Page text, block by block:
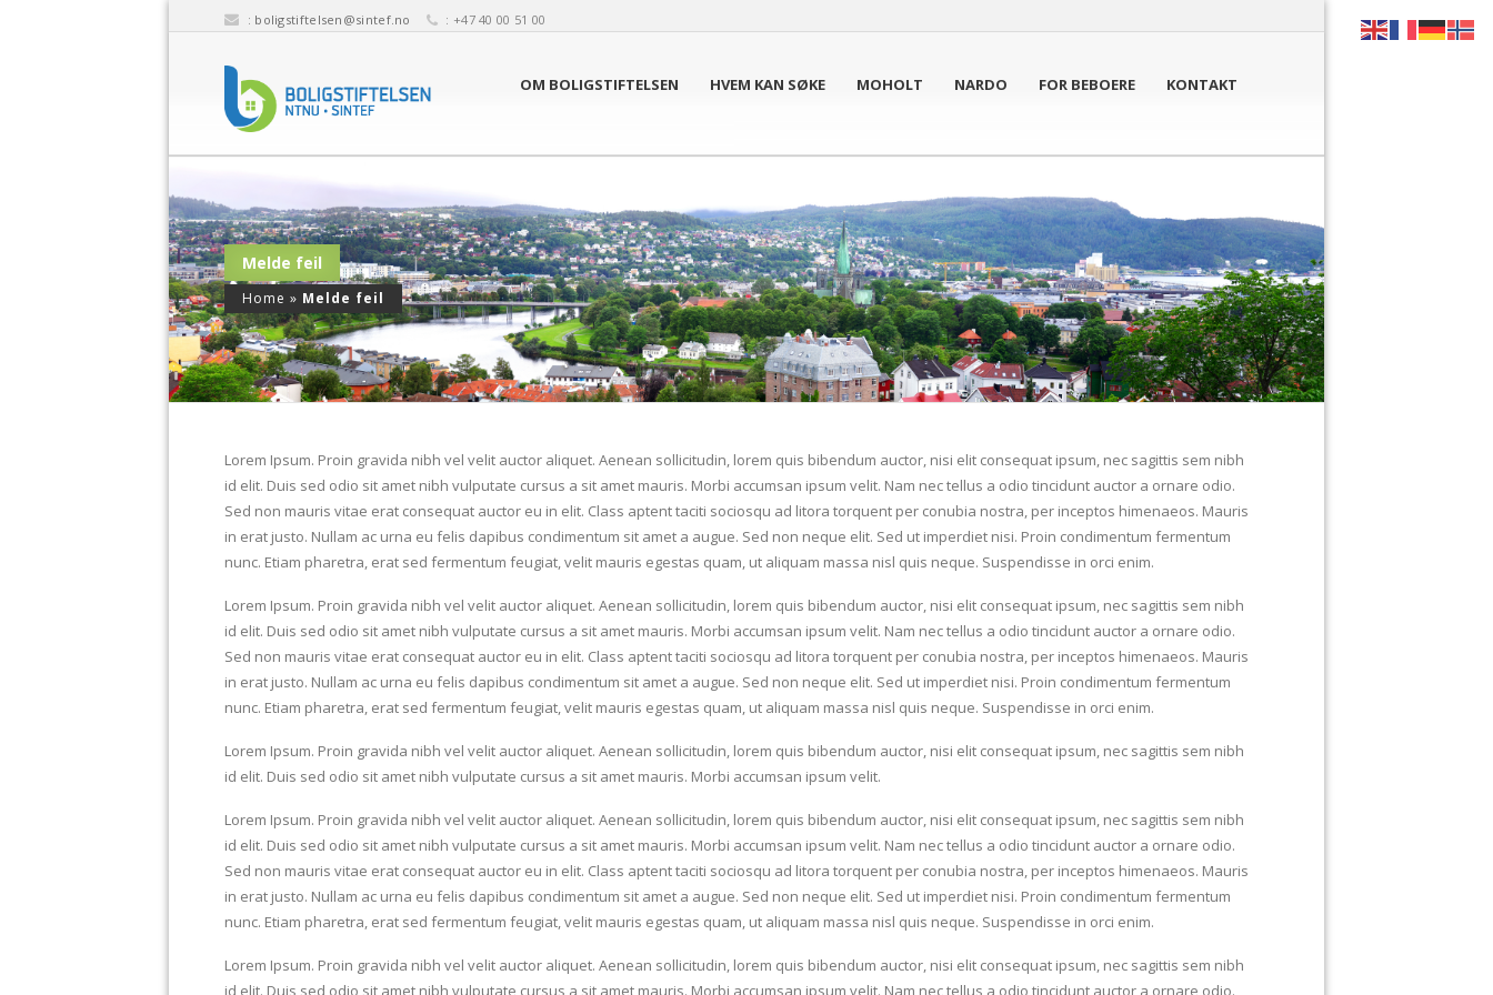
: boligstiftelsen@sintef.no : +47 40 00 51 00
OM BOLIGSTIFTELSEN HVEM KAN SØKE MOHOLT NARDO FOR BEBOERE KONTAKT
Melde feil
Home » Melde feil
Lorem Ipsum. Proin gravida nibh vel velit auctor aliquet. Aenean sollicitudin, lorem quis bibendum auctor, nisi elit consequat ipsum, nec sagittis sem nibh
id elit. Duis sed odio sit amet nibh vulputate cursus a sit amet mauris. Morbi accumsan ipsum velit. Nam nec tellus a odio tincidunt auctor a ornare odio.
Sed non mauris vitae erat consequat auctor eu in elit. Class aptent taciti sociosqu ad litora torquent per conubia nostra, per inceptos himenaeos. Mauris
in erat justo. Nullam ac urna eu felis dapibus condimentum sit amet a augue. Sed non neque elit. Sed ut imperdiet nisi. Proin condimentum fermentum
nunc. Etiam pharetra, erat sed fermentum feugiat, velit mauris egestas quam, ut aliquam massa nisl quis neque. Suspendisse in orci enim.
Lorem Ipsum. Proin gravida nibh vel velit auctor aliquet. Aenean sollicitudin, lorem quis bibendum auctor, nisi elit consequat ipsum, nec sagittis sem nibh
id elit. Duis sed odio sit amet nibh vulputate cursus a sit amet mauris. Morbi accumsan ipsum velit. Nam nec tellus a odio tincidunt auctor a ornare odio.
Sed non mauris vitae erat consequat auctor eu in elit. Class aptent taciti sociosqu ad litora torquent per conubia nostra, per inceptos himenaeos. Mauris
in erat justo. Nullam ac urna eu felis dapibus condimentum sit amet a augue. Sed non neque elit. Sed ut imperdiet nisi. Proin condimentum fermentum
nunc. Etiam pharetra, erat sed fermentum feugiat, velit mauris egestas quam, ut aliquam massa nisl quis neque. Suspendisse in orci enim.
Lorem Ipsum. Proin gravida nibh vel velit auctor aliquet. Aenean sollicitudin, lorem quis bibendum auctor, nisi elit consequat ipsum, nec sagittis sem nibh
id elit. Duis sed odio sit amet nibh vulputate cursus a sit amet mauris. Morbi accumsan ipsum velit.
Lorem Ipsum. Proin gravida nibh vel velit auctor aliquet. Aenean sollicitudin, lorem quis bibendum auctor, nisi elit consequat ipsum, nec sagittis sem nibh
id elit. Duis sed odio sit amet nibh vulputate cursus a sit amet mauris. Morbi accumsan ipsum velit. Nam nec tellus a odio tincidunt auctor a ornare odio.
Sed non mauris vitae erat consequat auctor eu in elit. Class aptent taciti sociosqu ad litora torquent per conubia nostra, per inceptos himenaeos. Mauris
in erat justo. Nullam ac urna eu felis dapibus condimentum sit amet a augue. Sed non neque elit. Sed ut imperdiet nisi. Proin condimentum fermentum
nunc. Etiam pharetra, erat sed fermentum feugiat, velit mauris egestas quam, ut aliquam massa nisl quis neque. Suspendisse in orci enim.
Lorem Ipsum. Proin gravida nibh vel velit auctor aliquet. Aenean sollicitudin, lorem quis bibendum auctor, nisi elit consequat ipsum, nec sagittis sem nibh
id elit. Duis sed odio sit amet nibh vulputate cursus a sit amet mauris. Morbi accumsan ipsum velit. Nam nec tellus a odio tincidunt auctor a ornare odio.